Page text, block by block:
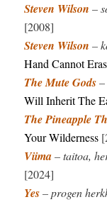
Steven Wilson –
[2008]
Steven Wilson –
Hand Cannot
The Mute Gods
Will Inherit The
The Pineapple
Your Wilderness
Viima– taitoa,
[2024]
Yes– progen